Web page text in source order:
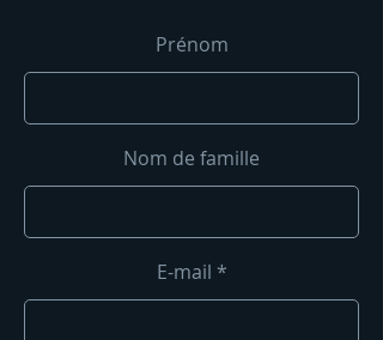
Prénom
Nom de famille
E-mail